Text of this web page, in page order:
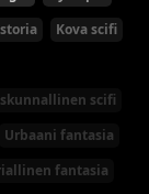
Kova scifi
scifi
Urbaani fantasia
fantasia